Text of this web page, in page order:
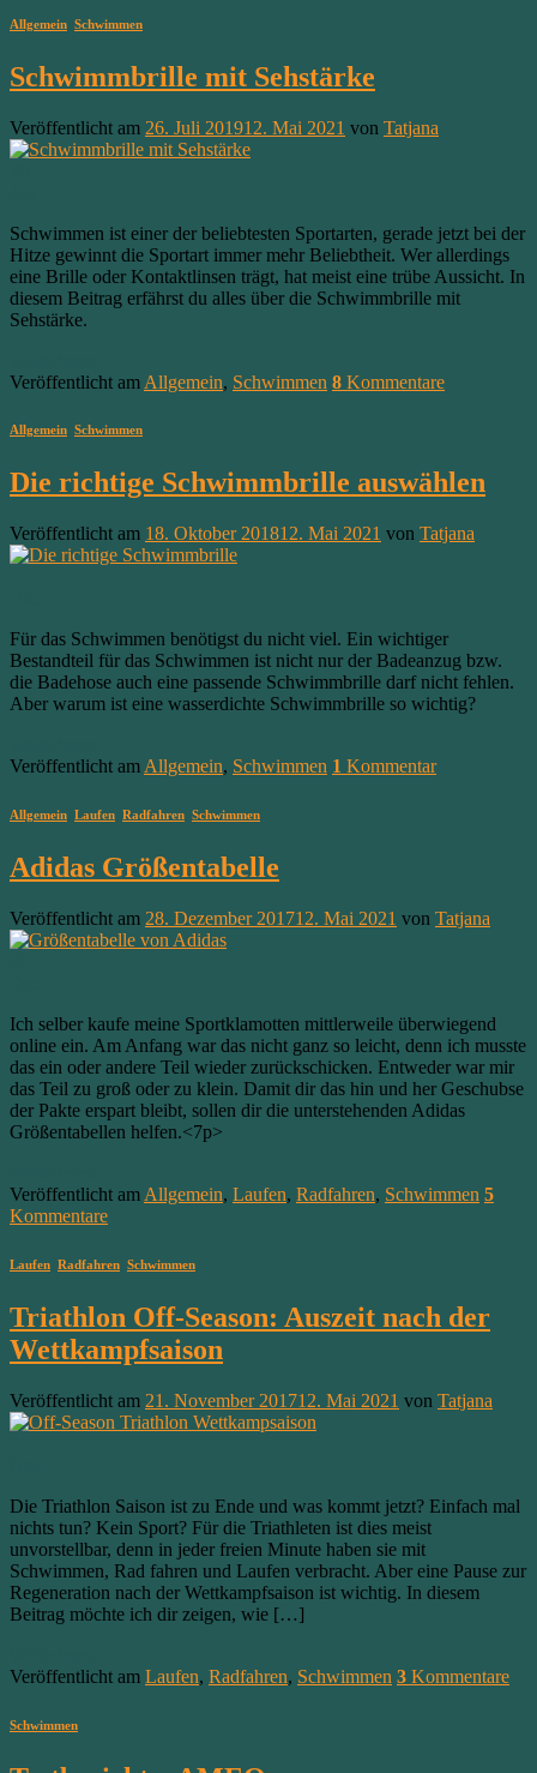
Allgemein Schwimmen
Schwimmbrille mit Sehstärke
Veröffentlicht am 26. Juli 201912. Mai 2021 von Tatjana
Schwimmen ist einer der beliebtesten Sportarten, gerade jetzt bei der
Hitze gewinnt die Sportart immer mehr Beliebtheit. Wer allerdings
eine Brille oder Kontaktlinsen trägt, hat meist eine trübe Aussicht. In
diesem Beitrag erfährst du alles über die Schwimmbrille mit
Sehstärke.
Veröffentlicht am Allgemein, Schwimmen 8 Kommentare
Allgemein Schwimmen
Die richtige Schwimmbrille auswählen
Veröffentlicht am 18. Oktober 201812. Mai 2021 von Tatjana
Für das Schwimmen benötigst du nicht viel. Ein wichtiger
Bestandteil für das Schwimmen ist nicht nur der Badeanzug bzw.
die Badehose auch eine passende Schwimmbrille darf nicht fehlen.
Aber warum ist eine wasserdichte Schwimmbrille so wichtig?
Veröffentlicht am Allgemein, Schwimmen 1 Kommentar
Allgemein Laufen Radfahren Schwimmen
Adidas Größentabelle
Veröffentlicht am 28. Dezember 201712. Mai 2021 von Tatjana
Ich selber kaufe meine Sportklamotten mittlerweile überwiegend
online ein. Am Anfang war das nicht ganz so leicht, denn ich musste
das ein oder andere Teil wieder zurückschicken. Entweder war mir
das Teil zu groß oder zu klein. Damit dir das hin und her Geschubse
der Pakte erspart bleibt, sollen dir die unterstehenden Adidas
Größentabellen helfen.<7p>
Veröffentlicht am Allgemein, Laufen, Radfahren, Schwimmen 5
Kommentare
Laufen Radfahren Schwimmen
Triathlon Off-Season: Auszeit nach der
Wettkampfsaison
Veröffentlicht am 21. November 201712. Mai 2021 von Tatjana
Die Triathlon Saison ist zu Ende und was kommt jetzt? Einfach mal
nichts tun? Kein Sport? Für die Triathleten ist dies meist
unvorstellbar, denn in jeder freien Minute haben sie mit
Schwimmen, Rad fahren und Laufen verbracht. Aber eine Pause zur
Regeneration nach der Wettkampfsaison ist wichtig. In diesem
Beitrag möchte ich dir zeigen, wie […]
Veröffentlicht am Laufen, Radfahren, Schwimmen 3 Kommentare
Schwimmen